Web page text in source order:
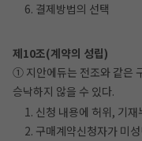
6. 결제방법의 선택
제10조(계약의 성립)
① 지안에듀는 전조와 같은
승낙하지 않을 수 있다.
1. 신청 내용에 허위, 기
2. 구매계약신청자가 미